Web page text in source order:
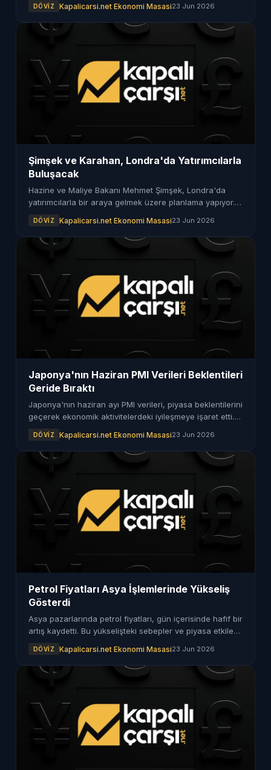
DÖVIZ Kapalicarsi.net Ekonomi Masasi23 Jun 2026
Şimşek ve Karahan, Londra'da Yatırımcılarla
Buluşacak
Hazine ve Maliye Bakanı Mehmet Şimşek, Londra'da
yatırımcılarla bir araya gelmek üzere planlama yapıyor.
değerlendirilecek.
DÖVIZ Kapalicarsi.net Ekonomi Masasi23 Jun 2026
Japonya'nın Haziran PMI Verileri Beklentileri
Geride Bıraktı
Japonya'nın haziran ayı PMI verileri, piyasa beklentilerini
geçerek ekonomik aktivitelerdeki iyileşmeye işaret etti.
DÖVIZ Kapalicarsi.net Ekonomi Masasi23 Jun 2026
Petrol Fiyatları Asya İşlemlerinde Yükseliş
Gösterdi
Asya pazarlarında petrol fiyatları, gün içerisinde hafif bir
artış kaydetti. Bu yükselişteki sebepler ve piyasa etkileri
DÖVIZ Kapalicarsi.net Ekonomi Masasi23 Jun 2026